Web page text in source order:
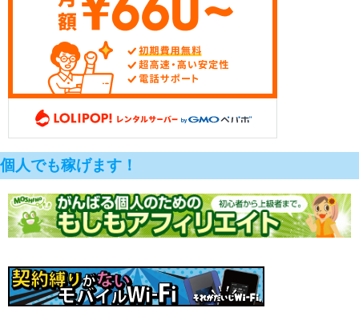
個人でも稼げます！